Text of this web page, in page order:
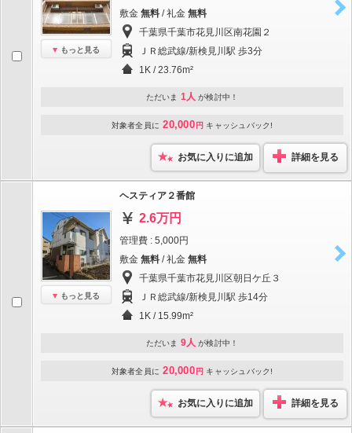
もっと見る
敷金 無料 / 礼金 無料
千葉県千葉市花見川区南花園２
ＪＲ総武線/新検見川駅 歩3分
1K / 23.76m²
ただいま 1人 が検討中！
対象者全員に 20,000 円 キャッシュバック!
お気に入りに追加 詳細を見る
もっと見る
ヘスティア２番館
2.6万円
管理費 : 5,000円
敷金 無料 / 礼金 無料
千葉県千葉市花見川区朝日ケ丘３
ＪＲ総武線/新検見川駅 歩14分
1K / 15.99m²
ただいま 9人 が検討中！
対象者全員に 20,000 円 キャッシュバック!
お気に入りに追加 詳細を見る